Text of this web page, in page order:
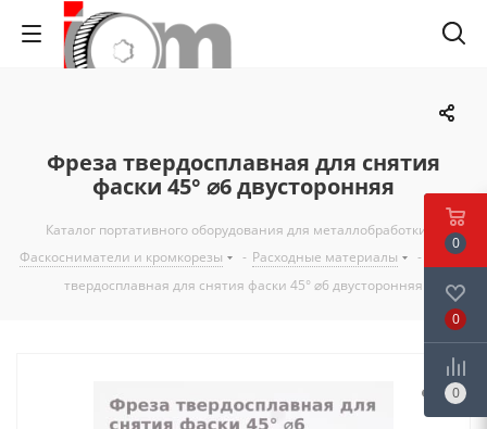
Фреза твердосплавная для снятия
фаски 45° ⌀6 двусторонняя
Каталог портативного оборудования для металлобработки
Фаскосниматели и кромкорезы
- Расходные материалы -
Фреза
твердосплавная для снятия фаски 45° ⌀6 двусторонняя
0
0
0